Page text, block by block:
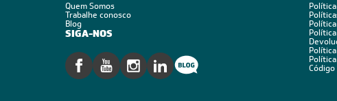
Quem Somos
Trabalhe conosco
Blog
SIGA-NOS